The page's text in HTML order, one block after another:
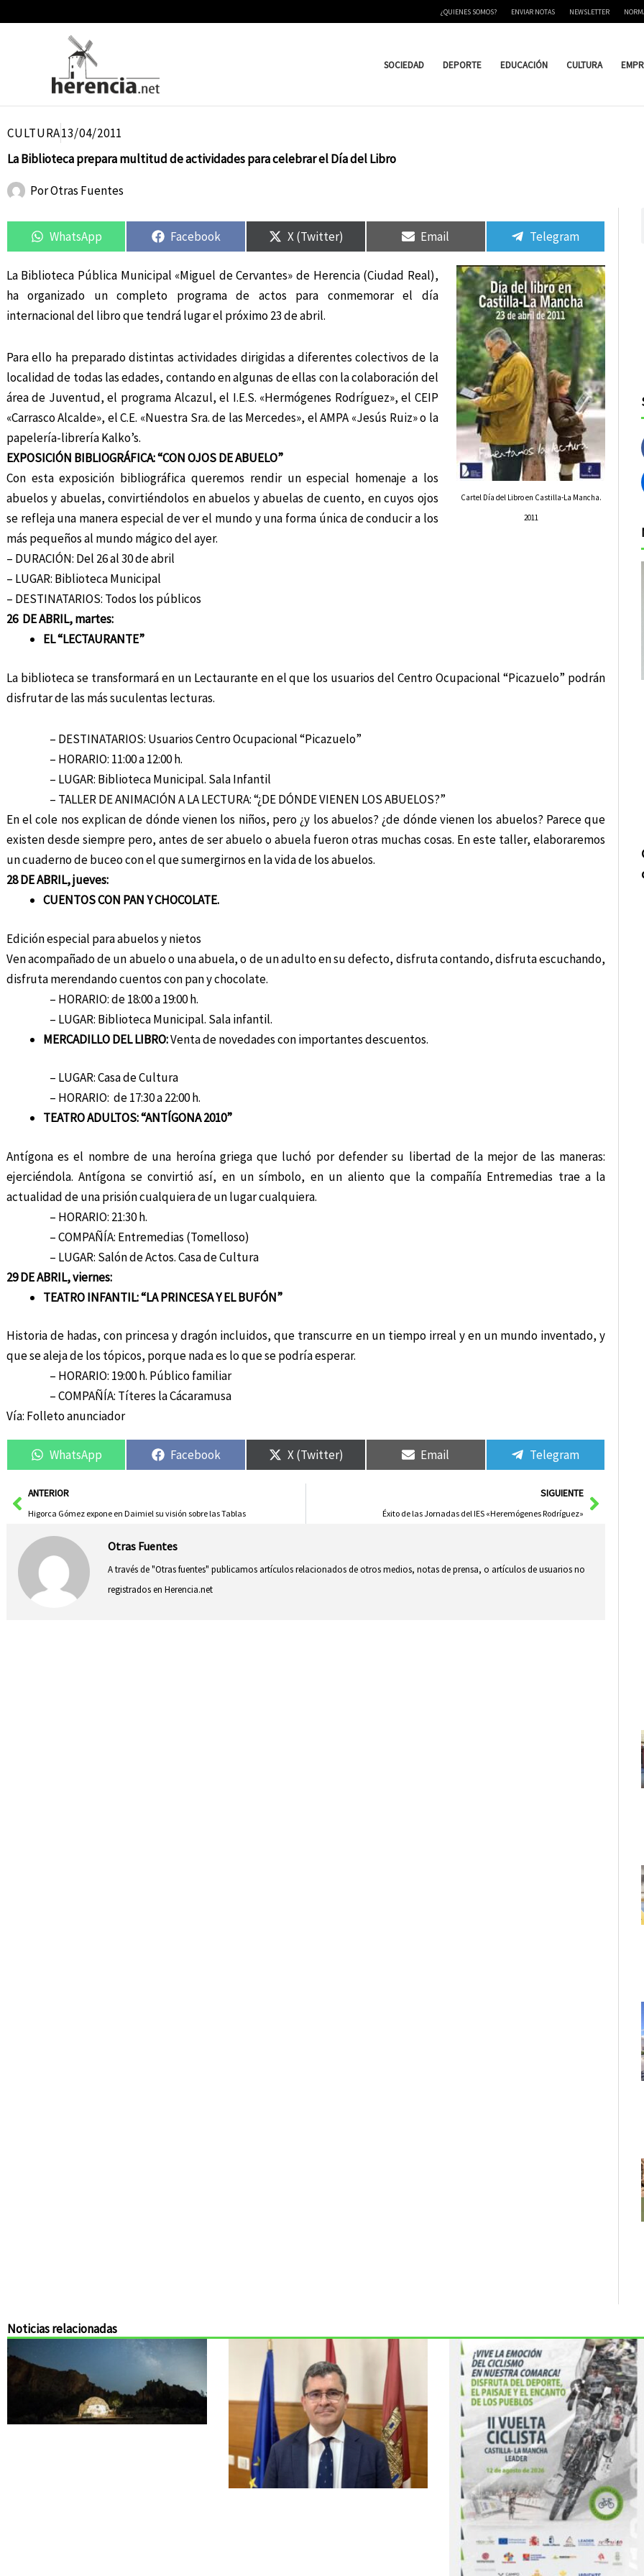
¿QUIENES SOMOS? ENVIAR NOTAS NEWSLETTER
SOCIEDAD DEPORTE EDUCACIÓN CULTURA
CULTURA13/04/2011
La Biblioteca prepara multitud de actividades para celebrar el Día del Libro
PorOtras Fuentes
en
WhatsApp
en
Facebook
en
X (Twitter)
en
Email
en
Telegram
Cartel Día del Libro en Castilla-La Mancha.
2011
La Biblioteca Pública Municipal «Miguel de Cervantes» de Herencia (Ciudad Real),
ha organizado un completo programa de actos para conmemorar el día
internacional del libro que tendrá lugar el próximo 23 de abril.
Para ello ha preparado distintas actividades dirigidas a diferentes colectivos de la
localidad de todas las edades, contando en algunas de ellas con la colaboración del
área de Juventud, el programa Alcazul, el I.E.S. «Hermógenes Rodríguez», el CEIP
«Carrasco Alcalde», el C.E. «Nuestra Sra. de las Mercedes», el AMPA «Jesús Ruiz» o la
papelería-librería Kalko’s.
EXPOSICIÓN BIBLIOGRÁFICA: “CON OJOS DE ABUELO”
Con esta exposición bibliográfica queremos rendir un especial homenaje a los
abuelos y abuelas, convirtiéndolos en abuelos y abuelas de cuento, en cuyos ojos
se refleja una manera especial de ver el mundo y una forma única de conducir a los
más pequeños al mundo mágico del ayer.
– DURACIÓN: Del 26 al 30 de abril
– LUGAR: Biblioteca Municipal
– DESTINATARIOS: Todos los públicos
26 DE ABRIL, martes:
EL “LECTAURANTE”
La biblioteca se transformará en un Lectaurante en el que los usuarios del Centro Ocupacional “Picazuelo” podrán
disfrutar de las más suculentas lecturas.
– DESTINATARIOS: Usuarios Centro Ocupacional “Picazuelo”
– HORARIO: 11:00 a 12:00 h.
– LUGAR: Biblioteca Municipal. Sala Infantil
– TALLER DE ANIMACIÓN A LA LECTURA: “¿DE DÓNDE VIENEN LOS ABUELOS?”
En el cole nos explican de dónde vienen los niños, pero ¿y los abuelos? ¿de dónde vienen los abuelos? Parece que
existen desde siempre pero, antes de ser abuelo o abuela fueron otras muchas cosas. En este taller, elaboraremos
un cuaderno de buceo con el que sumergirnos en la vida de los abuelos.
28 DE ABRIL, jueves:
CUENTOS CON PAN Y CHOCOLATE.
Edición especial para abuelos y nietos
Ven acompañado de un abuelo o una abuela, o de un adulto en su defecto, disfruta contando, disfruta escuchando,
disfruta merendando cuentos con pan y chocolate.
– HORARIO: de 18:00 a 19:00 h.
– LUGAR: Biblioteca Municipal. Sala infantil.
MERCADILLO DEL LIBRO:Venta de novedades con importantes descuentos.
– LUGAR: Casa de Cultura
– HORARIO: de 17:30 a 22:00 h.
TEATRO ADULTOS: “ANTÍGONA 2010”
Antígona es el nombre de una heroína griega que luchó por defender su libertad de la mejor de las maneras:
ejerciéndola. Antígona se convirtió así, en un símbolo, en un aliento que la compañía Entremedias trae a la
actualidad de una prisión cualquiera de un lugar cualquiera.
– HORARIO: 21:30 h.
– COMPAÑÍA: Entremedias (Tomelloso)
– LUGAR: Salón de Actos. Casa de Cultura
29 DE ABRIL, viernes:
TEATRO INFANTIL: “LA PRINCESA Y EL BUFÓN”
Historia de hadas, con princesa y dragón incluidos, que transcurre en un tiempo irreal y en un mundo inventado, y
que se aleja de los tópicos, porque nada es lo que se podría esperar.
– HORARIO: 19:00 h. Público familiar
– COMPAÑÍA: Títeres la Cácaramusa
Vía: Folleto anunciador
en
WhatsApp
en
Facebook
en
X (Twitter)
en
Email
en
Telegram
AntANTERIOR
Higorca Gómez expone en Daimiel su visión sobre las Tablas
SIGUIENTE
Éxito de las Jornadas del IES «Heremógenes Rodríguez»
Otras Fuentes
A través de "Otras fuentes" publicamos artículos relacionados de otros medios, notas de prensa, o artículos de usuarios no
registrados en Herencia.net
Noticias relacionadas